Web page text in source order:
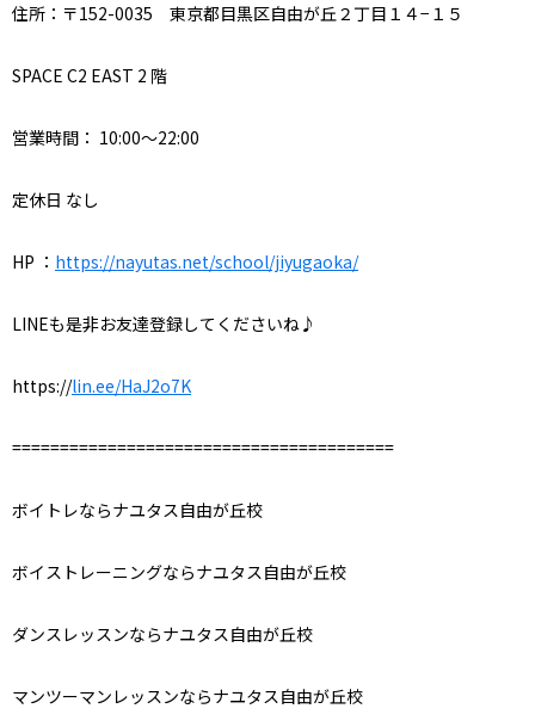
住所：〒152-0035 東京都目黒区自由が丘２丁目１４− １５
SPACE C2 EAST 2 階
営業時間： 10:00～22:00
定休日 なし
HP ： https://nayutas.net/school/jiyugaoka/
LINEも是非お友達登録してくださいね♪
https://lin.ee/HaJ2o7K
========================================
ボイトレならナユタス自由が丘校
ボイストレーニングならナユタス自由が丘校
ダンスレッスンならナユタス自由が丘校
マンツーマンレッスンならナユタス自由が丘校